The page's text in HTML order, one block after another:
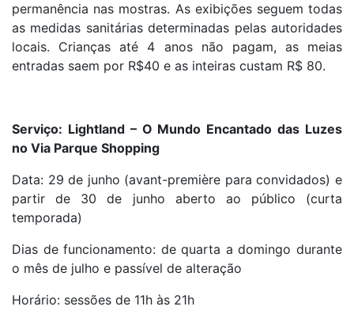
permanência nas mostras. As exibições seguem todas
as medidas sanitárias determinadas pelas autoridades
locais. Crianças até 4 anos não pagam, as meias
entradas saem por R$40 e as inteiras custam R$ 80.
Serviço: Lightland – O Mundo Encantado das Luzes
no Via Parque Shopping
Data: 29 de junho (avant-première para convidados) e
partir de 30 de junho aberto ao público (curta
temporada)
Dias de funcionamento: de quarta a domingo durante
o mês de julho e passível de alteração
Horário: sessões de 11h às 21h